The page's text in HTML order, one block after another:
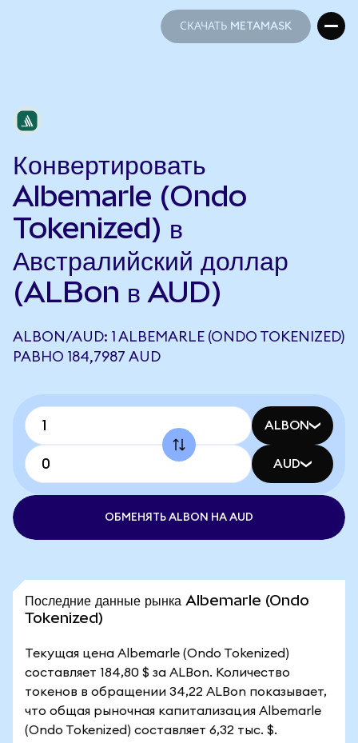
СКАЧАТЬ METAMASK
Конвертировать
Albemarle (Ondo
Tokenized) в
Австралийский доллар
(ALBon в AUD)
ALBON/AUD: 1 ALBEMARLE (ONDO TOKENIZED)
РАВНО 184,7987 AUD
ALBON
AUD
ОБМЕНЯТЬ ALBON НА AUD
Последние данные рынка Albemarle (Ondo
Tokenized)
Текущая цена Albemarle (Ondo Tokenized)
составляет 184,80 $ за ALBon. Количество
токенов в обращении 34,22 ALBon показывает,
что общая рыночная капитализация Albemarle
(Ondo Tokenized) составляет 6,32 тыс. $.